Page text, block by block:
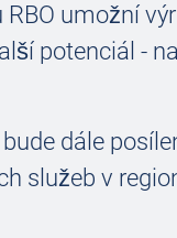
umožní
potenciál -
dále
služeb v